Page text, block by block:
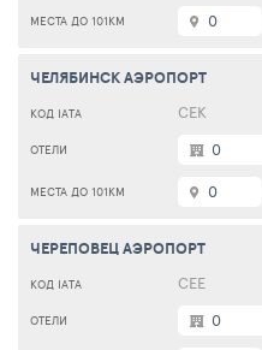
0
ЧЕЛЯБИНСК АЭРОПОРТ
CEK
0
0
ЧЕРЕПОВЕЦ АЭРОПОРТ
CEE
0